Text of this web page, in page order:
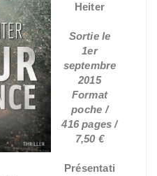
Heiter
Sortie le
1er
septembre
2015
Format
poche /
416 pages /
7,50 €
Présentati